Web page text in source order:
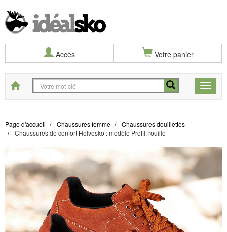
Accès Votre panier
Toggle
Start
Page d'accueil Chaussures femme
Chaussures douillettes
Chaussures de confort Helvesko : modèle Profil, rouille